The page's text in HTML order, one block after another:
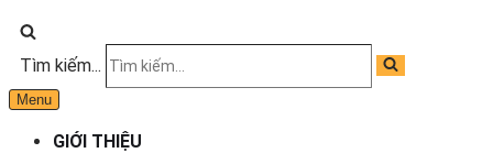
Tìm kiếm...
Menu
GIỚI THIỆU